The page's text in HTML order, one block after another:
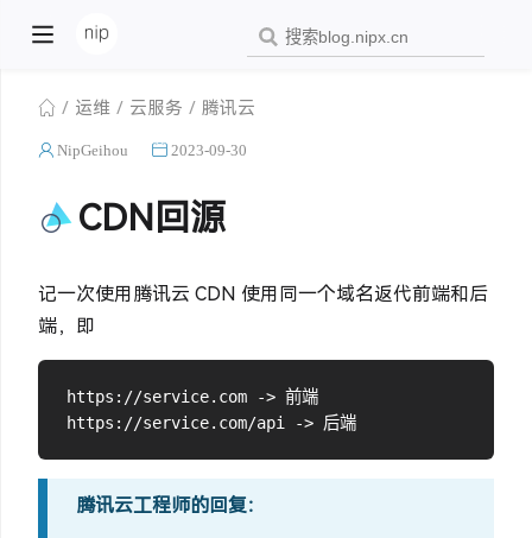
运维 云服务 腾讯云
NipGeihou 2023-09-30
CDN回源
记一次使用腾讯云 CDN 使用同一个域名返代前端和后
端，即
https://service.com -> 前端
腾讯云工程师的回复：